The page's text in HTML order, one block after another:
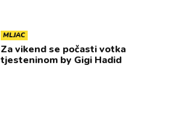
MLJAC
Za vikend se počasti votka
tjesteninom by Gigi Hadid